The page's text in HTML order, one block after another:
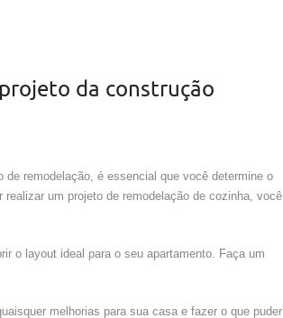
da construção
de remodelação, é essencial que você determine o
um projeto de remodelação de cozinha, você
o layout ideal para o seu apartamento. Faça um
melhorias para sua casa e fazer o que puder